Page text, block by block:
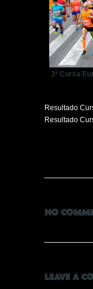
3ª Cursa
Resultado
Resultado
NO
LEAVE A